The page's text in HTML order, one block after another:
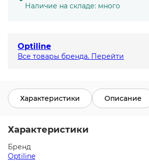
Наличие на складе: много
Optiline
Все товары бренда. Перейти
Характеристики Описание
Характеристики
Бренд
Optiline